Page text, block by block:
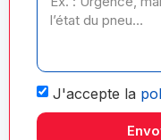
J'accepte la